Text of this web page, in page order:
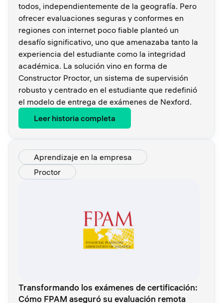
todos, independientemente de la geografía. Pero
ofrecer evaluaciones seguras y conformes en
regiones con internet poco fiable planteó un
desafío significativo, uno que amenazaba tanto la
experiencia del estudiante como la integridad
académica. La solución vino en forma de
Constructor Proctor, un sistema de supervisión
robusto y centrado en el estudiante que redefinió
el modelo de entrega de exámenes de Nexford.
Leer historia completa
Aprendizaje en la empresa
Proctor
Transformando los exámenes de certificación:
Cómo FPAM aseguró su evaluación remota